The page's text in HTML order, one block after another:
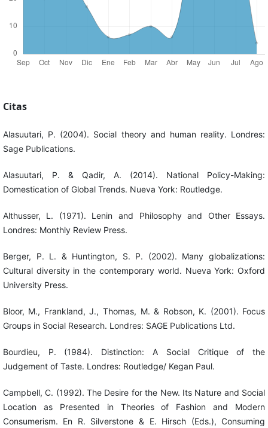
Citas
Alasuutari, P. (2004). Social theory and human reality. Londres:
Sage Publications.
Alasuutari, P. & Qadir, A. (2014). National Policy-Making:
Domestication of Global Trends. Nueva York: Routledge.
Althusser, L. (1971). Lenin and Philosophy and Other Essays.
Londres: Monthly Review Press.
Berger, P. L. & Huntington, S. P. (2002). Many globalizations:
Cultural diversity in the contemporary world. Nueva York: Oxford
University Press.
Bloor, M., Frankland, J., Thomas, M. & Robson, K. (2001). Focus
Groups in Social Research. Londres: SAGE Publications Ltd.
Bourdieu, P. (1984). Distinction: A Social Critique of the
Judgement of Taste. Londres: Routledge/ Kegan Paul.
Campbell, C. (1992). The Desire for the New. Its Nature and Social
Location as Presented in Theories of Fashion and Modern
Consumerism. En R. Silverstone & E. Hirsch (Eds.), Consuming